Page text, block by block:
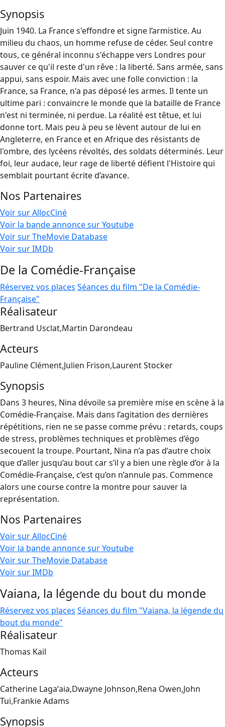
Synopsis
Juin 1940. La France s'effondre et signe l’armistice. Au
milieu du chaos, un homme refuse de céder. Seul contre
tous, ce général inconnu s'échappe vers Londres pour
sauver ce qu'il reste d'un rêve : la liberté. Sans armée, sans
appui, sans espoir. Mais avec une folle conviction : la
France, sa France, n'a pas déposé les armes. Il tente un
ultime pari : convaincre le monde que la bataille de France
n'est ni terminée, ni perdue. La réalité est têtue, et lui
donne tort. Mais peu à peu se lèvent autour de lui en
Angleterre, en France et en Afrique des résistants de
l'ombre, des lycéens révoltés, des soldats déterminés. Leur
foi, leur audace, leur rage de liberté défient l'Histoire qui
semblait pourtant écrite d’avance.
Nos Partenaires
Voir sur AllocCiné
Voir la bande annonce sur Youtube
Voir sur TheMovie Database
Voir sur IMDb
De la Comédie-Française
Réservez vos places Séances du film "De la Comédie-
Française"
Réalisateur
Bertrand Usclat,Martin Darondeau
Acteurs
Pauline Clément,Julien Frison,Laurent Stocker
Synopsis
Dans 3 heures, Nina dévoile sa première mise en scène à la
Comédie-Française. Mais dans l’agitation des dernières
répétitions, rien ne se passe comme prévu : retards, coups
de stress, problèmes techniques et problèmes d’égo
secouent la troupe. Pourtant, Nina n’a pas d’autre choix
que d’aller jusqu’au bout car s’il y a bien une règle d’or à la
Comédie-Française, c’est qu’on n’annule pas. Commence
alors une course contre la montre pour sauver la
représentation.
Nos Partenaires
Voir sur AllocCiné
Voir la bande annonce sur Youtube
Voir sur TheMovie Database
Voir sur IMDb
Vaiana, la légende du bout du monde
Réservez vos places Séances du film "Vaiana, la légende du
bout du monde"
Réalisateur
Thomas Kail
Acteurs
Catherine Lagaʻaia,Dwayne Johnson,Rena Owen,John
Tui,Frankie Adams
Synopsis